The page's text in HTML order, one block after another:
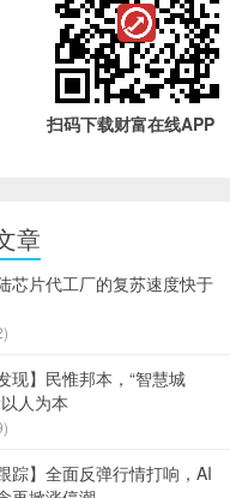
扫码下载财富在线APP
章
芯片代工厂的复苏速度快于
现】民惟邦本，“智慧城
人为本
踪】全面反弹行情打响，AI